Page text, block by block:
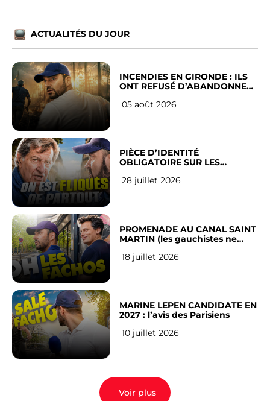
ACTUALITÉS DU JOUR
INCENDIES EN GIRONDE : ILS
ONT REFUSÉ D’ABANDONNER
05 août 2026
PIÈCE D’IDENTITÉ
OBLIGATOIRE SUR LES
Français
28 juillet 2026
PROMENADE AU CANAL SAINT
MARTIN (les gauchistes ne
18 juillet 2026
MARINE LEPEN CANDIDATE EN
2027 : l’avis des Parisiens
10 juillet 2026
Voir plus